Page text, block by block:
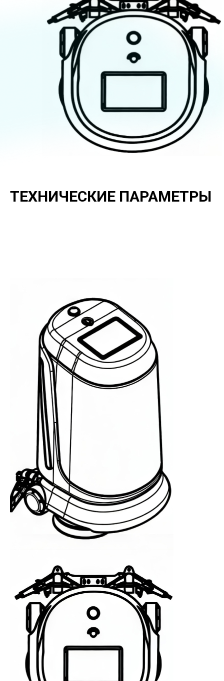
ТЕХНИЧЕСКИЕ ПАРАМЕТРЫ